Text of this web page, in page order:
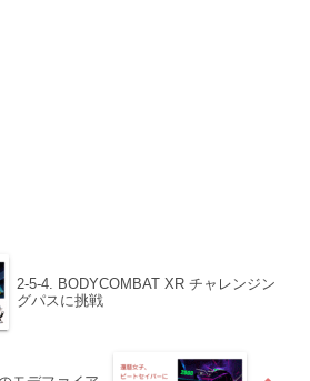
2-5-4. BODYCOMBAT XR チャレンジン
グパスに挑戦